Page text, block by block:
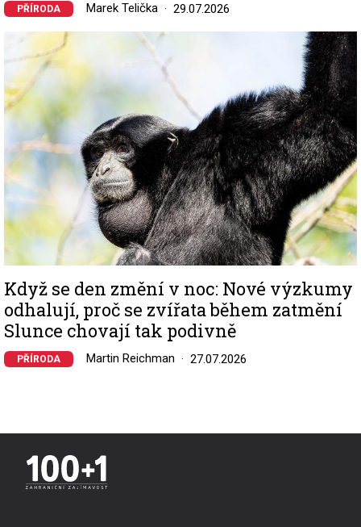
PŘÍRODA Marek Telička 29.07.2026
Image
Když se den změní v noc: Nové výzkumy
odhalují, proč se zvířata během zatmění
Slunce chovají tak podivně
PŘÍRODA Martin Reichman 27.07.2026